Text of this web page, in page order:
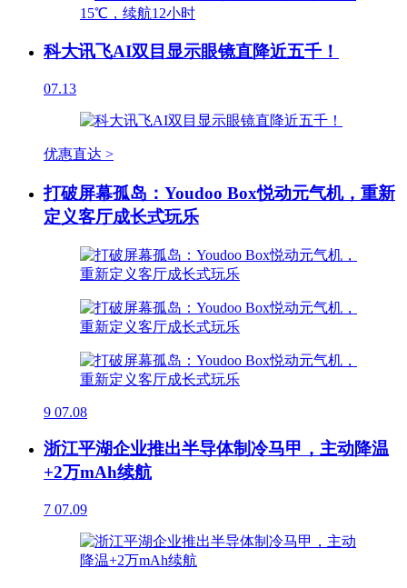
科大讯飞AI双目显示眼镜直降近五千！
07.13
优惠直达 >
打破屏幕孤岛：Youdoo Box悦动元气机，重新
定义客厅成长式玩乐
9 07.08
浙江平湖企业推出半导体制冷马甲，主动降温
+2万mAh续航
7 07.09